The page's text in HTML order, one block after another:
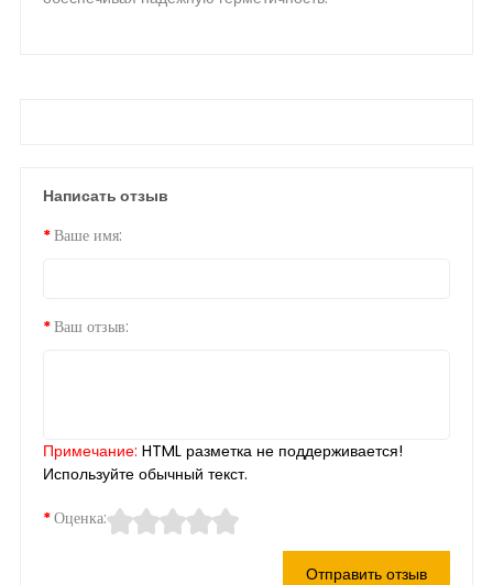
Написать отзыв
Ваше имя:
Ваш отзыв:
Примечание: HTML разметка не поддерживается!
Используйте обычный текст.
Оценка:
Отправить отзыв